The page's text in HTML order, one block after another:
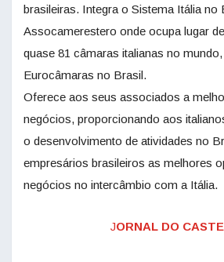
brasileiras. Integra o Sistema Itália no
Assocamerestero onde ocupa lugar
quase 81 câmaras italianas no
Eurocâmaras no Brasil.
Oferece aos seus associados a
negócios, proporcionando aos
o desenvolvimento de atividades no
empresários brasileiros as melhores
negócios no intercâmbio com a Itália.
JORNAL DO